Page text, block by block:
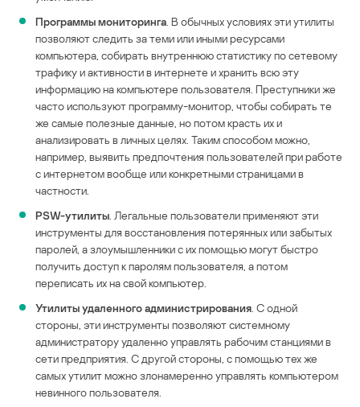
Программы мониторинга . В обычных условиях эти утилиты
позволяют следить за теми или иными ресурсами
компьютера, собирать внутреннюю статистику по сетевому
трафику и активности в интернете и хранить всю эту
информацию на компьютере пользователя. Преступники же
часто используют программу-монитор, чтобы собирать те
же самые полезные данные, но потом красть их и
анализировать в личных целях. Таким способом можно,
например, выявить предпочтения пользователей при работе
с интернетом вообще или конкретными страницами в
частности.
PSW-утилиты . Легальные пользователи применяют эти
инструменты для восстановления потерянных или забытых
паролей, а злоумышленники с их помощью могут быстро
получить доступ к паролям пользователя, а потом
переписать их на свой компьютер.
Утилиты удаленного администрирования . С одной
стороны, эти инструменты позволяют системному
администратору удаленно управлять рабочим станциями в
сети предприятия. С другой стороны, с помощью тех же
самых утилит можно злонамеренно управлять компьютером
невинного пользователя.